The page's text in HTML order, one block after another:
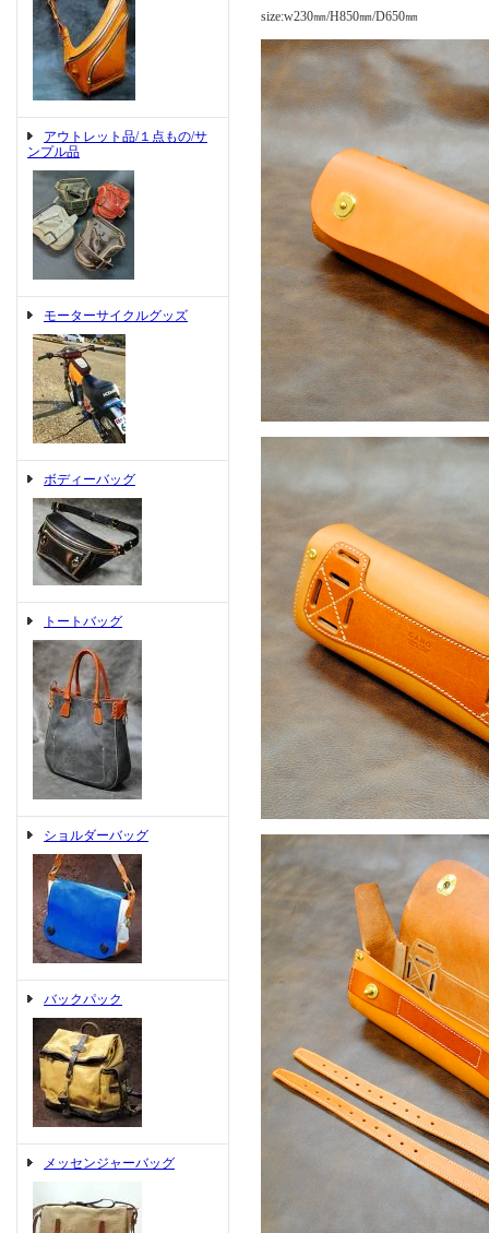
アウトレット品/１点もの/サ
ンプル品
モーターサイクルグッズ
ボディーバッグ
トートバッグ
ショルダーバッグ
バックパック
メッセンジャーバッグ
size:w230㎜/H850㎜/D650㎜